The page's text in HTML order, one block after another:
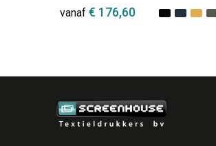
vanaf € 176,60